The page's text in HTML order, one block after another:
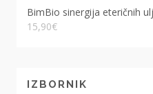
BimBio sinergija eteričnih
15,90€
IZBORNIK